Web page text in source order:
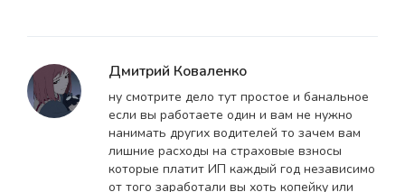
Дмитрий Коваленко
ну смотрите дело тут простое и банальное
если вы работаете один и вам не нужно
нанимать других водителей то зачем вам
лишние расходы на страховые взносы
которые платит ИП каждый год независимо
от того заработали вы хоть копейку или